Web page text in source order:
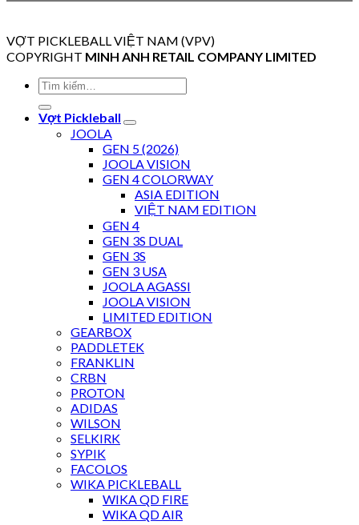
VỢT PICKLEBALL VIỆT NAM (VPV)
COPYRIGHT MINH ANH RETAIL COMPANY LIMITED
Tìm
kiếm:
Vợt Pickleball
JOOLA
GEN 5 (2026)
JOOLA VISION
GEN 4 COLORWAY
ASIA EDITION
VIỆT NAM EDITION
GEN 4
GEN 3S DUAL
GEN 3S
GEN 3 USA
JOOLA AGASSI
JOOLA VISION
LIMITED EDITION
GEARBOX
PADDLETEK
FRANKLIN
CRBN
PROTON
ADIDAS
WILSON
SELKIRK
SYPIK
FACOLOS
WIKA PICKLEBALL
WIKA QD FIRE
WIKA QD AIR